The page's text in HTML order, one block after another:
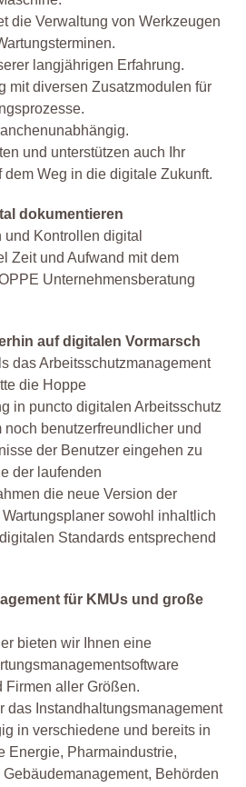
die Verwaltung von Werkzeugen
langjährigen Erfahrung.
mit diversen Zusatzmodulen für
und unterstützen auch Ihr
dem Weg in die digitale Zukunft.
dokumentieren
und Kontrollen digital
Zeit und Aufwand mit dem
Unternehmensberatung
auf digitalen Vormarsch
das Arbeitsschutzmanagement
die Hoppe
in puncto digitalen Arbeitsschutz
benutzerfreundlicher und
der Benutzer eingehen zu
der laufenden
die neue Version der
sowohl inhaltlich
Standards entsprechend
für KMUs und große
bieten wir Ihnen eine
Firmen aller Größen.
das Instandhaltungsmanagement
in verschiedene und bereits in
Energie, Pharmaindustrie,
Behörden